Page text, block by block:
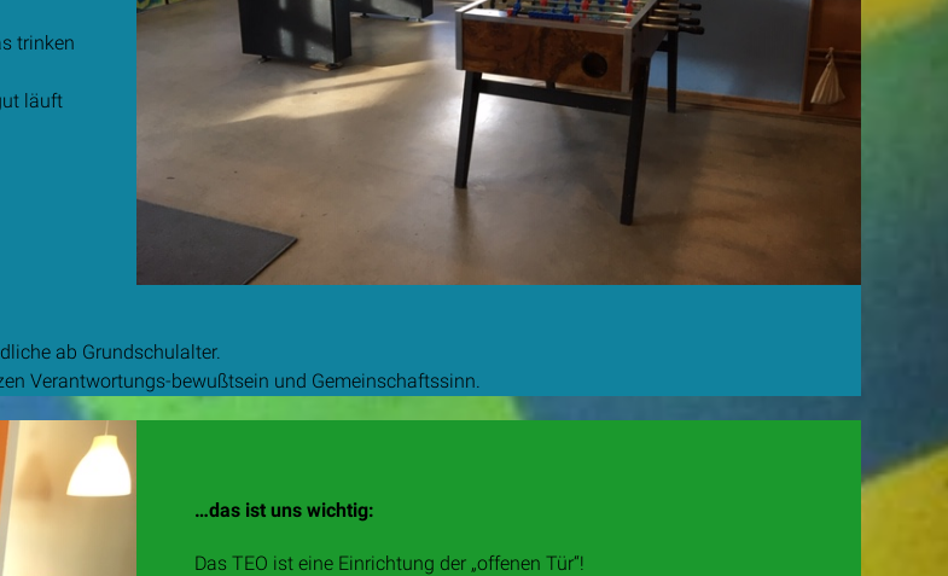
trinken
läuft
ab Grundschulalter.
Verantwortungs-bewußtsein und Gemeinschaftssinn.
…das ist uns wichtig:
Das TEO ist eine Einrichtung der „offenen Tür“!